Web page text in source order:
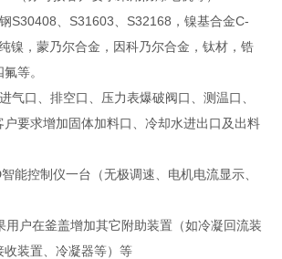
S30408、S31603、S32168，镍基合金C-
镍，蒙乃尔合金，因科乃尔合金，钛材，锆
等。
气口、排空口、压力表爆破阀口、测温口、
要求增加固体加料口、冷却水进出口及出料
能控制仪一台（无极调速、电机电流显示、
用户在釜盖增加其它附助装置（如冷凝回流装
装置、冷凝器等）等